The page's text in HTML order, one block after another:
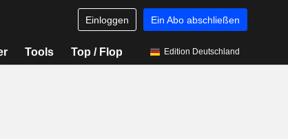
Einloggen Ein Abo abschließen
Tools Top / Flop Edition Deutschland